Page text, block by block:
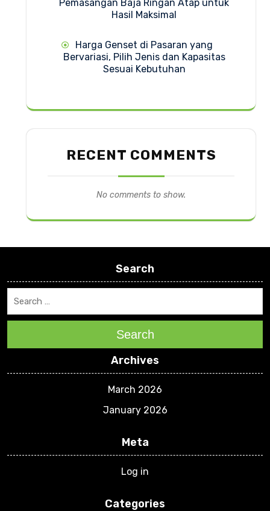
Pemasangan Baja Ringan Atap untuk
Hasil Maksimal
Harga Genset di Pasaran yang
Bervariasi, Pilih Jenis dan Kapasitas
Sesuai Kebutuhan
RECENT COMMENTS
No comments to show.
Search
Search
Archives
March 2026
January 2026
Meta
Log in
Categories